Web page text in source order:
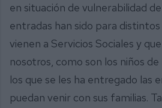
en situación de vulnerabilidad
entradas han sido para
vienen a Servicios Sociales y
nosotros, como son los niños de
los que se les ha entregado las
puedan venir con sus familias.